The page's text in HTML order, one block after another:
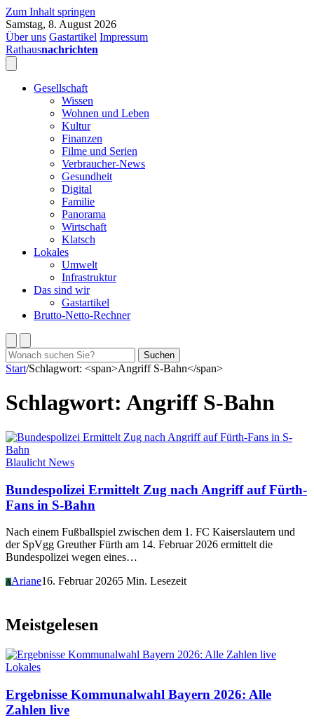
Zum Inhalt springen
Samstag, 8. August 2026
Über uns Gastartikel Impressum
Rathausnachrichten
Gesellschaft
Wissen
Wohnen und Leben
Kultur
Finanzen
Filme und Serien
Verbraucher-News
Gesundheit
Digital
Familie
Panorama
Wirtschaft
Klatsch
Lokales
Umwelt
Infrastruktur
Das sind wir
Gastartikel
Brutto-Netto-Rechner
Suchen
nach:
Suchen
Start/Schlagwort: <span>Angriff S-Bahn</span>
Schlagwort: Angriff S-Bahn
Blaulicht News
Bundespolizei Ermittelt Zug nach Angriff auf Fürth-
Fans in S-Bahn
Nach einem Fußballspiel zwischen dem 1. FC Kaiserslautern und
der SpVgg Greuther Fürth am 14. Februar 2026 ermittelt die
Bundespolizei wegen eines…
AAriane16. Februar 20265 Min. Lesezeit
Meistgelesen
Lokales
Ergebnisse Kommunalwahl Bayern 2026: Alle
Zahlen live